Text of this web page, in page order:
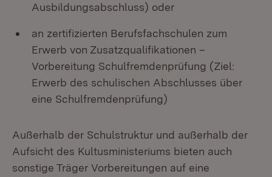
Ausbildungsabschluss) oder
an zertifizierten Berufsfachschulen zum
Erwerb von Zusatzqualifikationen –
Vorbereitung Schulfremdenprüfung (Ziel:
Erwerb des schulischen Abschlusses über
eine Schulfremdenprüfung)
Außerhalb der Schulstruktur und außerhalb der
Aufsicht des Kultusministeriums bieten auch
sonstige Träger Vorbereitungen auf eine